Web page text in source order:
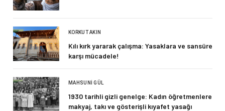
KORKUT AKIN
Kılı kırk yararak çalışma: Yasaklara ve sansüre
karşı mücadele!
MAHSUNI GÜL
1930 tarihli gizli genelge: Kadın öğretmenlere
makyaj, takı ve gösterişli kıyafet yasağı